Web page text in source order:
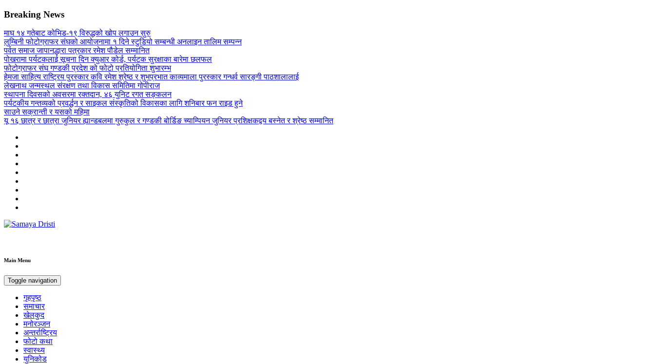
Breaking News
माघ १४ गतेबाट कोभिड-१९ विरुद्धको खोप लगाउन सुरु
लुम्बिनी फोटोग्राफर संघको आयोजनामा १ दिने स्टुडियो सम्बन्धी अनलाइन तालिम सम्पन्न
पर्वत समाज जापानद्धारा पत्रकार रमेश पौडेल सम्मानित
पोखरामा पर्यटकलाई सूचना दिन क्युआर कोर्ड, पर्यटक सुरक्षाका बारेमा छलफल
फोटोग्राफर संघ गण्डकी प्रदेश को फोटो प्रतियोगिता शुभारम्भ
हेमजा साहित्य राष्ट्रिय पुरस्कार कवि रमेश श्रेष्ठ र शुभप्रभात काव्यमाला पुरस्कार गन्धर्व सारङ्गी पाठशालालाई
लेखनाथ जन्मस्थल संरक्षण तथा विकास समितिमा गोपीराज
स्थापना दिवसको अवसरमा रक्तदान, ४६ युनिट रगत सङ्कलन
पर्यटकीय गन्तव्यको प्रवर्द्धन र साइकल संस्कृतिको विकासका लागि शनिबार फन राइड हुने
साउने सक्रान्ती र यसको महिमा
यू १६ छात्र र छात्रा जुनियर ह्यान्डबलमा गुरुकुल र गण्डकी बोर्डिङ च्याम्पियन जुनियर प्रशिक्षकद्वय बस्नेत र श्रेष्ठ सम्मानित
Main Menu
Toggle navigation
गृहपृष्ठ
समाचार
खेलकुद
मनोरञ्जन
अन्तर्राष्ट्रिय
फोटो कथा
स्वास्थ्य
युनिकोड